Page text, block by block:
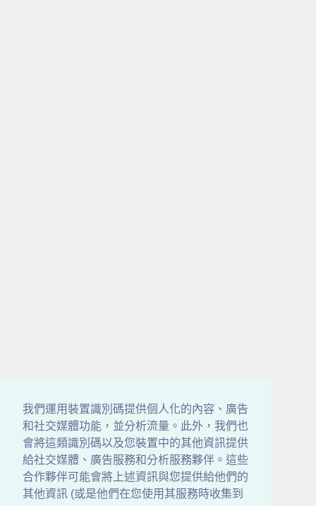
我們運用裝置識別碼提供個人化的內容、廣告
和社交媒體功能，並分析流量。此外，我們也
會將這類識別碼以及您裝置中的其他資訊提供
給社交媒體、廣告服務和分析服務夥伴。這些
合作夥伴可能會將上述資訊與您提供給他們的
其他資訊 (或是他們在您使用其服務時收集到